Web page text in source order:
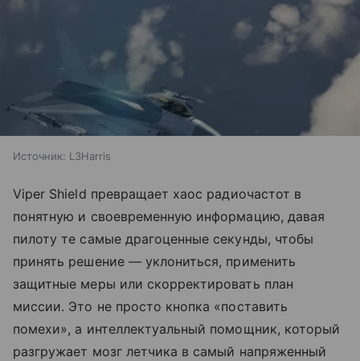
Источник: L3Harris
Viper Shield превращает хаос радиочастот в
понятную и своевременную информацию, давая
пилоту те самые драгоценные секунды, чтобы
принять решение — уклониться, применить
защитные меры или скорректировать план
миссии. Это не просто кнопка «поставить
помехи», а интеллектуальный помощник, который
разгружает мозг летчика в самый напряженный